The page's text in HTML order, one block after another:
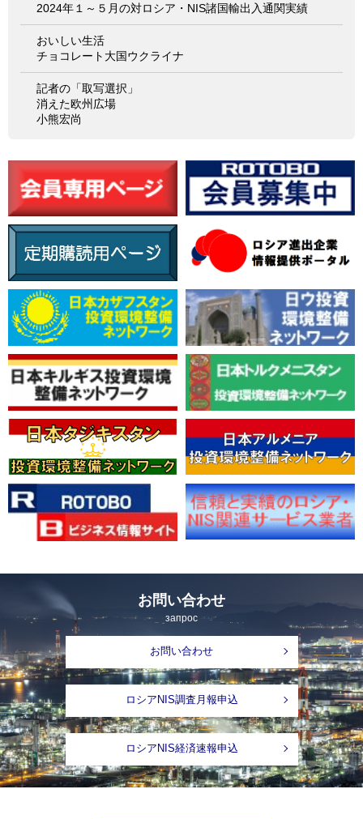
2024年１～５月の対ロシア・NIS諸国輸出入通関実績
おいしい生活
チョコレート大国ウクライナ
記者の「取写選択」
消えた欧州広場
小熊宏尚
お問い合わせ
запрос
お問い合わせ
ロシアNIS調査月報申込
ロシアNIS経済速報申込